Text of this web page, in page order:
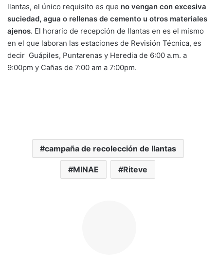
llantas, el único requisito es que no vengan con excesiva
suciedad, agua o rellenas de cemento u otros materiales
ajenos. El horario de recepción de llantas en es el mismo
en el que laboran las estaciones de Revisión Técnica, es
decir Guápiles, Puntarenas y Heredia de 6:00 a.m. a
9:00pm y Cañas de 7:00 am a 7:00pm.
campaña de recolección de llantas
MINAE Riteve